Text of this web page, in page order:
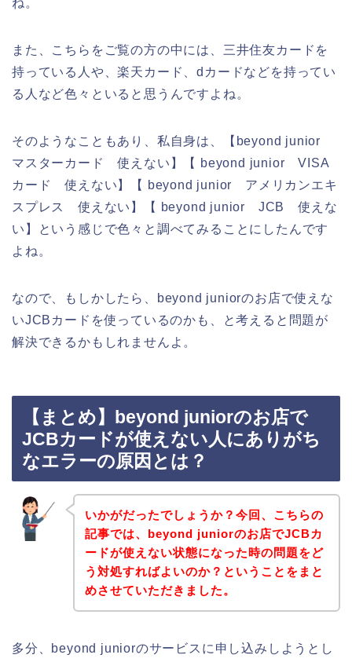
また、こちらをご覧の方の中には、三井住友カードを
持っている人や、楽天カード、dカードなどを持ってい
る人など色々といると思うんですよね。
そのようなこともあり、私自身は、【beyond junior
マスターカード 使えない】【 beyond junior VISA
カード 使えない】【 beyond junior アメリカンエキ
スプレス 使えない】【 beyond junior JCB 使えな
い】という感じで色々と調べてみることにしたんです
よね。
なので、もしかしたら、beyond juniorのお店で使えな
いJCBカードを使っているのかも、と考えると問題が
解決できるかもしれませんよ。
【まとめ】beyond juniorのお店で
JCBカードが使えない人にありがち
なエラーの原因とは？
いかがだったでしょうか？今回、こちらの
記事では、beyond juniorのお店でJCBカ
ードが使えない状態になった時の問題をど
う対処すればよいのか？ということをまと
めさせていただきました。
多分、beyond juniorのサービスに申し込みしようとし